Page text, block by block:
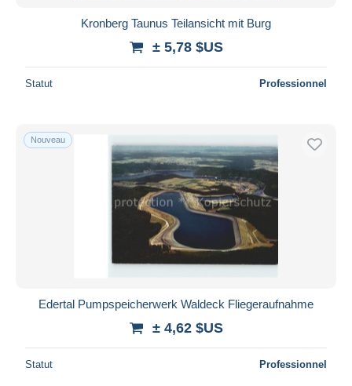
Kronberg Taunus Teilansicht mit Burg
± 5,78 $US
Statut Professionnel
Nouveau
Edertal Pumpspeicherwerk Waldeck Fliegeraufnahme
± 4,62 $US
Statut Professionnel